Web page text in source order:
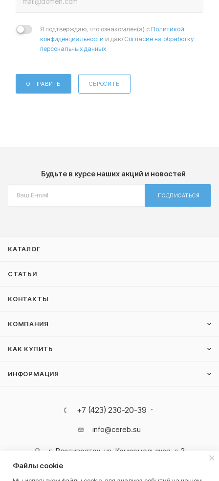
Я подтверждаю, что ознакомлен(а) сПолитикой
конфиденциальности и даю Согласие на обработку
персональных данных
ОТПРАВИТЬ СБРОСИТЬ
Будьте в курсе наших акций и новостей
ПОДПИСАТЬСЯ
КАТАЛОГ
СТАТЬИ
КОНТАКТЫ
КОМПАНИЯ
КАК КУПИТЬ
ИНФОРМАЦИЯ
+7 (423) 230-20-39
info@cereb.su
г. Владивосток, ул. Комсомольская, д.3
Файлы cookie